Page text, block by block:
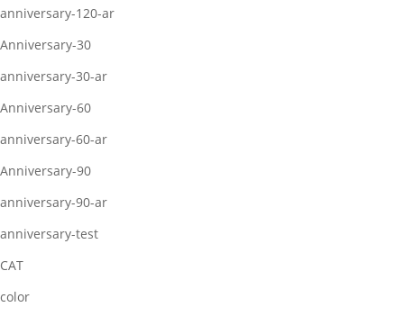
anniversary-120-ar
Anniversary-30
anniversary-30-ar
Anniversary-60
anniversary-60-ar
Anniversary-90
anniversary-90-ar
anniversary-test
CAT
color